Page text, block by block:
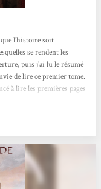
que l'histoire soit
se rendent les
puis j'ai lu le résumé
de lire ce premier tome.
à lire les premières pages